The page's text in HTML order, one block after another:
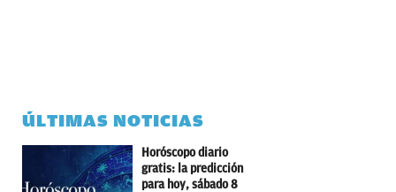
ÚLTIMAS NOTICIAS
Horóscopo diario
gratis: la predicción
para hoy, sábado 8